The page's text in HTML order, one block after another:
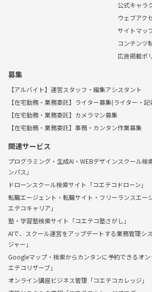
公式キャラ
ウェブアク
サイトマッ
コンテンツ
広告掲載ポ
募集
【アルバイト】運営スタッフ・編集アシスタント
【在宅勤務・業務委託】ライター募集(ライター・
【在宅勤務・業務委託】カメラマン募集
【在宅勤務・業務委託】事務・カンタン作業募集
関連サービス
プログラミング・生成AI・WEBデザインスクール検
ンパス」
ドローンスクール検索サイト「コエテコドローン」
転職エージェント・転職サイト・フリーランスエー
エテコキャリア」
塾・学習塾検索サイト「コエテコ塾さがし」
AIで、スクール運営をアップデートする業務管理シ
ジャー」
Googleマップ・検索からカンタンに予約できるオ
エテコリザーブ」
オンライン講座ビジネス管理「コエテコカレッジ」